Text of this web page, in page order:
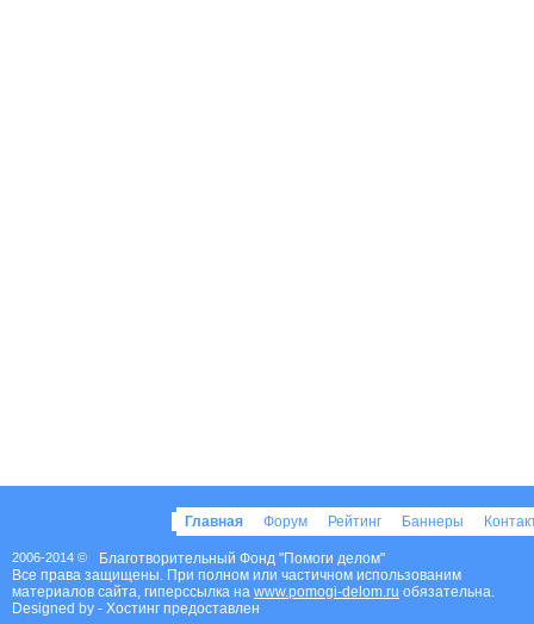
Главная Форум Рейтинг Баннеры
2006-2014 ©
Благотворительный Фонд "Помоги делом"
Все права защищены. При полном или частичном использованим
материалов сайта, гиперссылка на www.pomogi-delom.ru обязательна.
Designed by - Хостинг предоставлен